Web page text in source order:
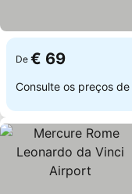
De € 69
Consulte os preços de